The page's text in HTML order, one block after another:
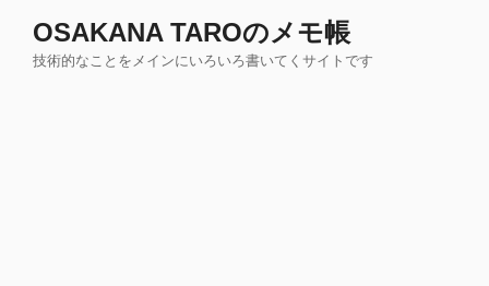
OSAKANA TAROのメモ帳
技術的なことをメインにいろいろ書いてくサイトです